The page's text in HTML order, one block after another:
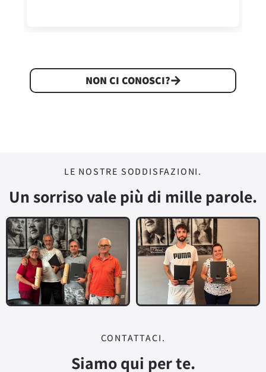
NON CI CONOSCI?
LE NOSTRE SODDISFAZIONI.
Un sorriso vale più di mille parole.
CONTATTACI.
Siamo qui per te.